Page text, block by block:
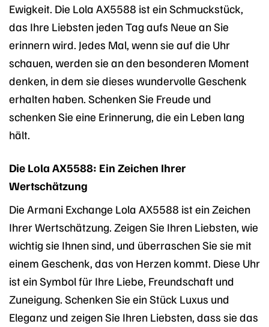
Ewigkeit. Die Lola AX5588 ist ein Schmuckstück,
das Ihre Liebsten jeden Tag aufs Neue an Sie
erinnern wird. Jedes Mal, wenn sie auf die Uhr
schauen, werden sie an den besonderen Moment
denken, in dem sie dieses wundervolle Geschenk
erhalten haben. Schenken Sie Freude und
schenken Sie eine Erinnerung, die ein Leben lang
hält.
Die Lola AX5588: Ein Zeichen Ihrer
Wertschätzung
Die Armani Exchange Lola AX5588 ist ein Zeichen
Ihrer Wertschätzung. Zeigen Sie Ihren Liebsten, wie
wichtig sie Ihnen sind, und überraschen Sie sie mit
einem Geschenk, das von Herzen kommt. Diese Uhr
ist ein Symbol für Ihre Liebe, Freundschaft und
Zuneigung. Schenken Sie ein Stück Luxus und
Eleganz und zeigen Sie Ihren Liebsten, dass sie das